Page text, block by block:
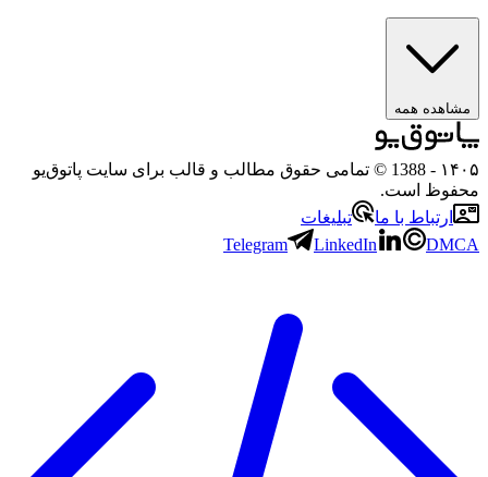
مشاهده همه
۱۴۰۵
- 1388 © تمامی حقوق مطالب و قالب برای سایت پاتوق‌یو
محفوظ است.
ارتباط با ما
تبلیغات
Telegram
LinkedIn DMCA